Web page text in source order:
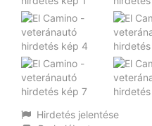
Hirdetés jelentése